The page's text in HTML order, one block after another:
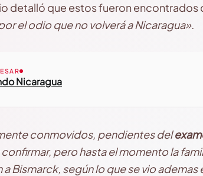
detalló que estos fueron
el odio que no volverá a Nicaragua».
Nicaragua
conmovidos, pendientes del
pero hasta el momento la
Bismarck, según lo que se vio